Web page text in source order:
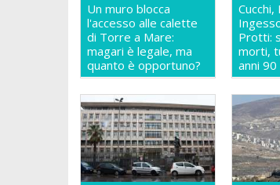
Un muro blocca
l'accesso alle calette
di Torre a Mare:
magari è legale, ma
quanto è opportuno?
Cucchi,
Protti:
morti,
anni 90